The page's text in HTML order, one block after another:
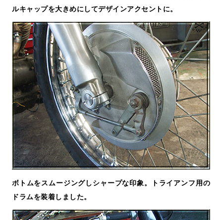
ルキャップを大きめにしてデザインアクセントに。
ボトムをスムージングしシャープな印象。トライアンフ用の
ドラムを装着しました。